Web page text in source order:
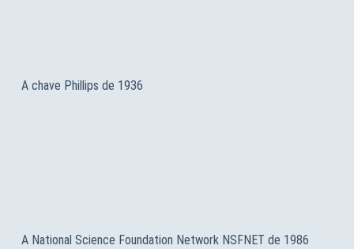
A chave Phillips de 1936
A National Science Foundation Network NSFNET de 1986